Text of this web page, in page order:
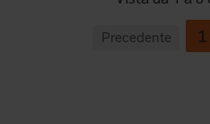
Precedente 1